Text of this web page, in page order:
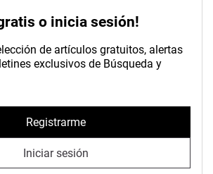
o inicia sesión!
de artículos gratuitos, alertas
exclusivos de Búsqueda y
Registrarme
Iniciar sesión